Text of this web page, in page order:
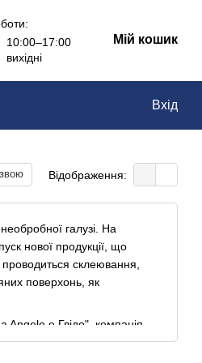
10:00–17:00
вихідні
Мій кошик
Вхід
Відображення:
галузі. На
нової продукції, що
склеювання,
поверхонь, як
Angelo e Гвідо", компанія